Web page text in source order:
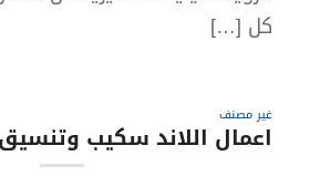
كل […]
غير مصنف
اعمال اللاند سكيب